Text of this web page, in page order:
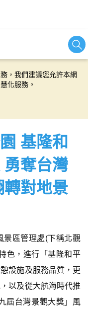
網站服務，並有助於為
，我們建議您允許本網
化服務。
基隆和
奪台灣
對地景
景區管理處(下稱北觀
色，進行「基隆和平
設施及服務品質，更
以及從大航海時代推
屆台灣景觀大獎」風